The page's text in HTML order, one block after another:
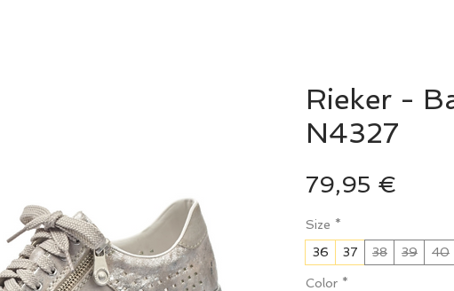
Rieker -
N4327
79,95 €
Size *
36
37 38 39 40
Color *